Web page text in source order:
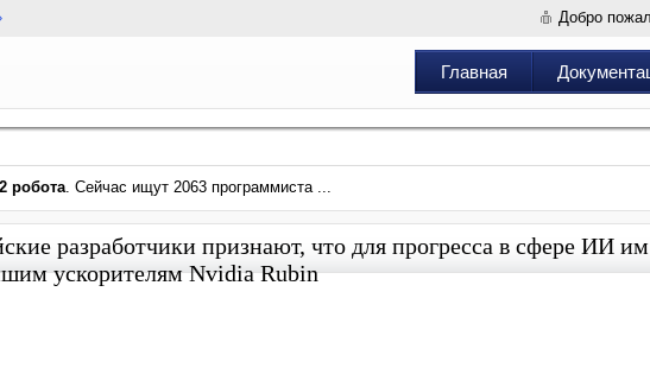
Добро
Главная
робота. Сейчас ищут 2063 программиста ...
разработчики признают, что для прогресса в сфере ИИ
ускорителям Nvidia Rubin